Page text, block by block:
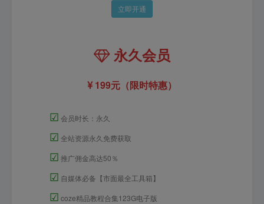
立即开通
永久会员
199元（限时特惠）
☑ 会员时长：永久
☑ 全站资源永久免费获取
☑ 推广佣金高达50％
☑ 自媒体必备【市面最全工具箱】
☑ coze精品教程合集123G电子版